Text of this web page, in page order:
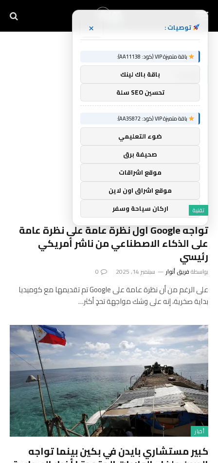
تقنية
تواجه Google أول نظرة عامة على نظرة عامة
على الذكاء الاصطناعي من ناشر أمريكي
رئيسي
بواسطةفريق أنوار سبتمبر 14, 2025 0
على الرغم من أن نظرة عامة على Google تم تقديمها مع كوميديا
بداية صخرية، إنه على وشك مواجهة تحدٍ أكثر…
أخبار
كبير مستشاري بايدن في بكين بينما تواجه
توصيات : ×
باقة متميزة VIP (كود: AA11138):
باقة باك لينك
تحسين SEO سلة
باقة متميزة VIP (كود: AA35872):
ضوء التعليمي
صحيفة برق
موقع اشراقات
موقع اشراق اون لاين
اركان سياحة وسفر